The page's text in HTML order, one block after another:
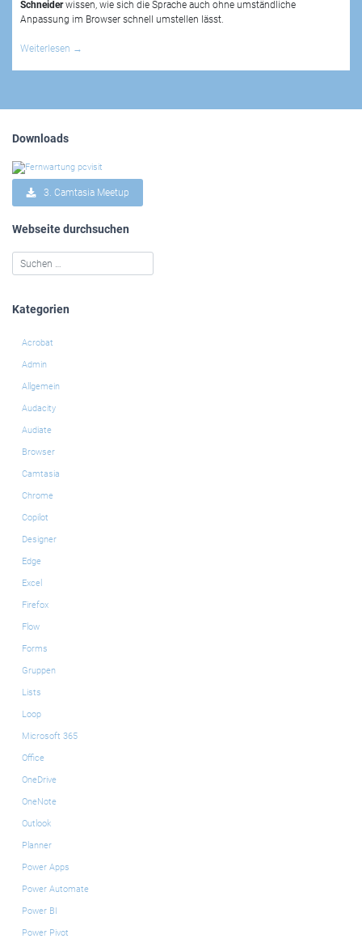
Schneiderwissen, wie sich die Sprache auch ohne umständliche
Anpassung im Browser schnell umstellen lässt.
Weiterlesen →
Downloads
3. Camtasia Meetup
Webseite durchsuchen
Kategorien
Acrobat
Admin
Allgemein
Audacity
Audiate
Browser
Camtasia
Chrome
Copilot
Designer
Edge
Excel
Firefox
Flow
Forms
Gruppen
Lists
Loop
Microsoft 365
Office
OneDrive
OneNote
Outlook
Planner
Power Apps
Power Automate
Power BI
Power Pivot